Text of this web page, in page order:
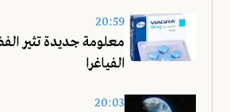
20:59
معلومة جديدة تثير
الفياغرا
20:03